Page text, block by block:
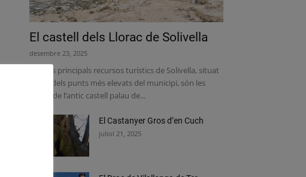
El castell dels Llorac de Solivella
desembre 23, 2025
Un dels principals recursos turístics de Solivella, situat
en un dels punts més elevats del municipi, són les
restes de l’antic castell palau de...
El Castanyer Gros d’en Cuch
juliol 21, 2025